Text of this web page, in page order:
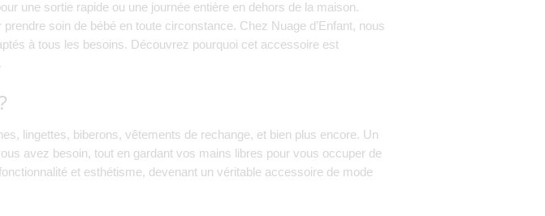
une sortie rapide ou une journée entière en dehors de la maison.
soin de bébé en toute circonstance. Chez Nuage d’Enfant, nous
à tous les besoins. Découvrez pourquoi cet accessoire est
lingettes, biberons, vêtements de rechange, et bien plus encore. Un
avez besoin, tout en gardant vos mains libres pour vous occuper de
et esthétisme, devenant un véritable accessoire de mode